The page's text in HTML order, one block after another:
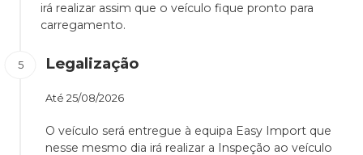
irá realizar assim que o veículo fique pronto para
carregamento.
Legalização
Até 25/08/2026
O veículo será entregue à equipa Easy Import que
nesse mesmo dia irá realizar a Inspeção ao veículo